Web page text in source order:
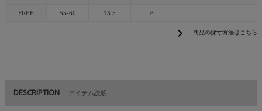
FREE 55-60 13.5 8
chevron_right 商品の採寸方法はこちら
DESCRIPTION アイテム説明